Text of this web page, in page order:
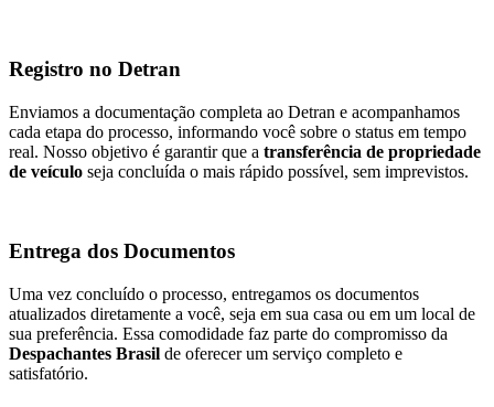
Registro no Detran
Enviamos a documentação completa ao Detran e acompanhamos
cada etapa do processo, informando você sobre o status em tempo
real. Nosso objetivo é garantir que a transferência de propriedade
de veículo seja concluída o mais rápido possível, sem imprevistos.
Entrega dos Documentos
Uma vez concluído o processo, entregamos os documentos
atualizados diretamente a você, seja em sua casa ou em um local de
sua preferência. Essa comodidade faz parte do compromisso da
Despachantes Brasil de oferecer um serviço completo e
satisfatório.